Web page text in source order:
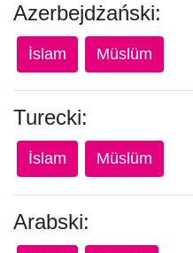
Azerbejdżański:
İslam Müslüm
Turecki:
İslam Müslüm
Arabski: